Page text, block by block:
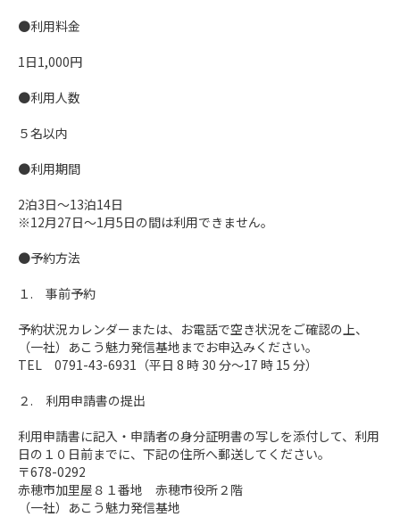
●利用料金
1日1,000円
●利用人数
５名以内
●利用期間
2泊3日～13泊14日
※12月27日～1月5日の間は利用できません。
●予約方法
１.　事前予約
予約状況カレンダーまたは、お電話で空き状況をご確認の上、
（一社）あこう魅力発信基地までお申込みください。
TEL　0791-43-6931（平日 8 時 30 分～17 時 15 分）
２.　利用申請書の提出
利用申請書に記入・申請者の身分証明書の写しを添付して、利用
日の１０日前までに、下記の住所へ郵送してください。
〒678-0292
赤穂市加里屋８１番地　赤穂市役所２階
（一社）あこう魅力発信基地